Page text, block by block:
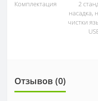
Комплектация
2
насадка,
чистки
Отзывов (0)